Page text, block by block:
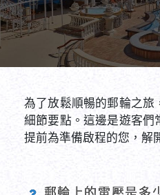
細節要點。這邊是遊客們
提前為準備啟程的您，解